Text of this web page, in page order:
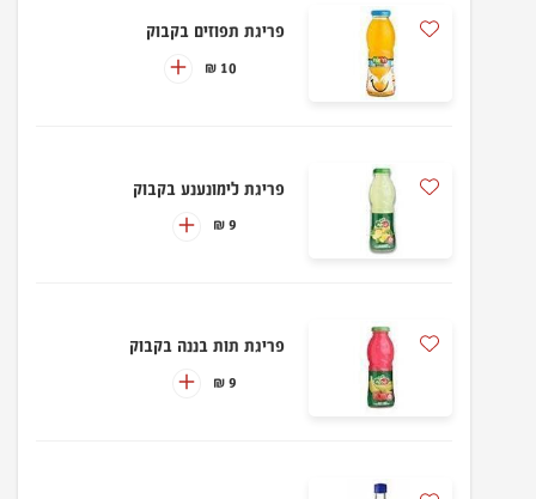
פריגת תפוזים בקבוק
10 ₪
פריגת לימונענע בקבוק
9 ₪
פריגת תות בננה בקבוק
9 ₪